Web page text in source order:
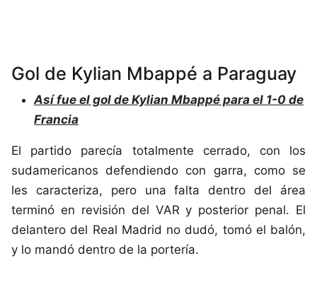
Gol de Kylian Mbappé a Paraguay
Así fue el gol de Kylian Mbappé para el 1-0 de
Francia
El partido parecía totalmente cerrado, con los
sudamericanos defendiendo con garra, como se
les caracteriza, pero una falta dentro del área
terminó en revisión del VAR y posterior penal. El
delantero del Real Madrid no dudó, tomó el balón,
y lo mandó dentro de la portería.